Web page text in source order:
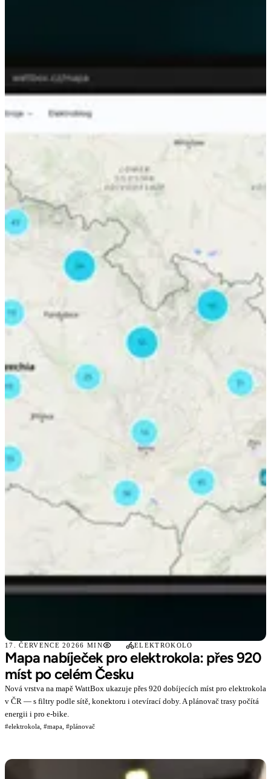
17. ČERVENCE 20266 MIN ELEKTROKOLO
Mapa nabíječek pro elektrokola: přes 920
míst po celém Česku
Nová vrstva na mapě WattBox ukazuje přes 920 dobíjecích míst pro elektrokola
v ČR — s filtry podle sítě, konektoru i otevírací doby. A plánovač trasy počítá
energii i pro e-bike.
#elektrokola, #mapa, #plánovač